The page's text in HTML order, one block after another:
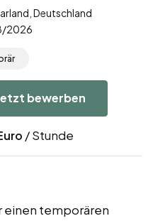
Deutschland
2026
bewerben
/ Stunde
einen temporären